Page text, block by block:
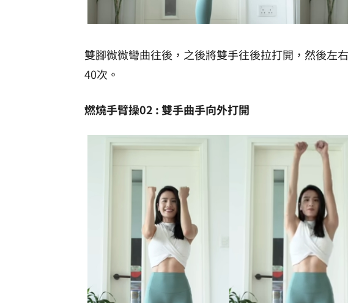
雙腳微微彎曲往後，之後將雙手往後拉打開，然後左
40次。
燃燒手臂操02 : 雙手曲手向外打開